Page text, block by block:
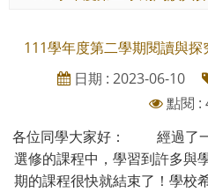
111學年度第二學期閱讀與
日期 : 2023-06-10
點閱 :
各位同學大家好： 經過了一
選修的課程中，學習到許多與
期的課程很快就結束了！學校